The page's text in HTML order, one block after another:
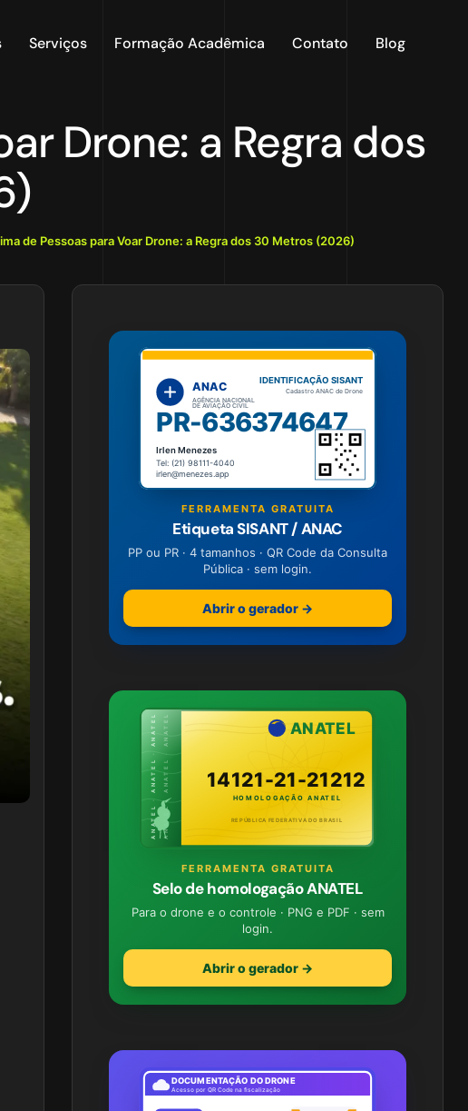
Serviços Formação Acadêmica Contato Blog
Drone: a Regra dos
de Pessoas para Voar Drone: a Regra dos 30 Metros (2026)
ANAC
AGÊNCIA NACIONAL
DE AVIAÇÃO CIVIL
IDENTIFICAÇÃO SISANT
Cadastro ANAC de Drone
PR-636374647
Irlen Menezes
Tel: (21) 98111-4040
irlen@menezes.app
FERRAMENTA GRATUITA
Etiqueta SISANT / ANAC
PP ou PR · 4 tamanhos · QR Code da Consulta
Pública · sem login.
Abrir o gerador →
ANATEL · ANATEL · ANATELANATEL · ANATEL · ANATEL ANATEL
14121-21-21212
HOMOLOGAÇÃO ANATEL
REPÚBLICA FEDERATIVA DO BRASIL
FERRAMENTA GRATUITA
Selo de homologação ANATEL
Para o drone e o controle · PNG e PDF · sem
login.
Abrir o gerador →
DOCUMENTAÇÃO DO DRONE
Acesso por QR Code na fiscalização